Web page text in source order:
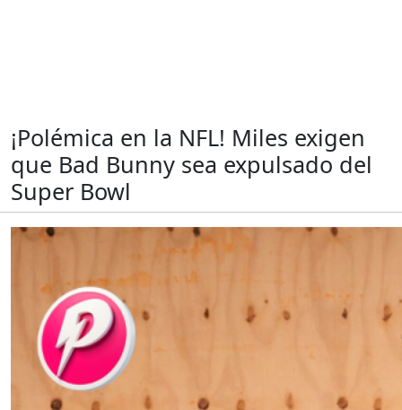
¡Polémica en la NFL! Miles exigen
que Bad Bunny sea expulsado del
Super Bowl